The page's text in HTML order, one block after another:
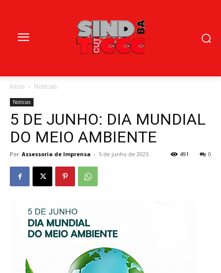
Início Notícias
Notícias
5 DE JUNHO: DIA MUNDIAL
DO MEIO AMBIENTE
Por Assessoria de Imprensa - 5 de junho de 2025 0
491